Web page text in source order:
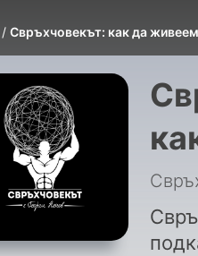
Свръхчовекът: как да